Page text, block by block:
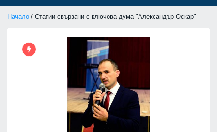
Начало / Статии свързани с ключова дума "Александър Оскар"